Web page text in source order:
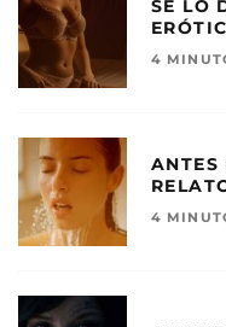
SE LO
4
ANTES
4